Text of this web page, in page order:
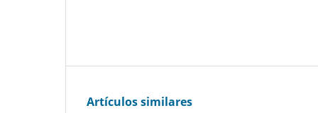
Artículos similares